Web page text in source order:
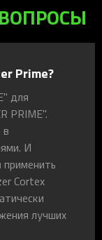
Prime?
для
PRIME".
И
Cortex
лучших